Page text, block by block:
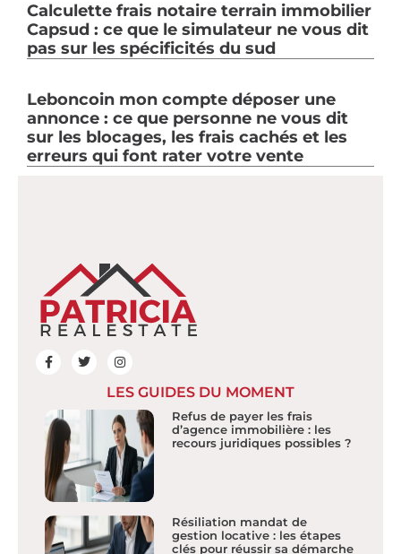
Calculette frais notaire terrain immobilier
Capsud : ce que le simulateur ne vous dit
pas sur les spécificités du sud
Leboncoin mon compte déposer une
annonce : ce que personne ne vous dit
sur les blocages, les frais cachés et les
erreurs qui font rater votre vente
LES GUIDES DU MOMENT
Refus de payer les frais
d’agence immobilière : les
recours juridiques possibles ?
Résiliation mandat de
gestion locative : les étapes
clés pour réussir sa démarche